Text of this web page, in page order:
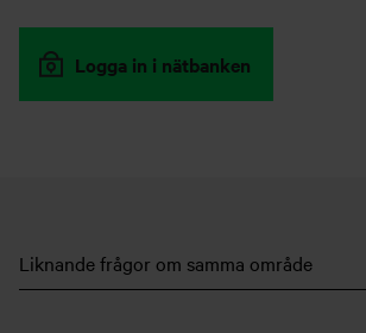
Logga in i nätbanken
Liknande frågor om samma område